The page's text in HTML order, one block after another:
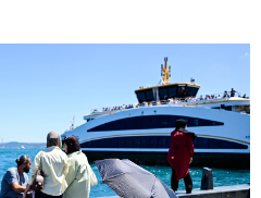
İncelemeler, komisyonun